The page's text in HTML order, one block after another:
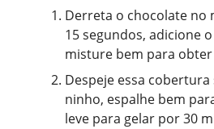
Derreta o chocolate no
15 segundos, adicione
misture bem para
Despeje essa
ninho, espalhe bem
leve para gelar por 30